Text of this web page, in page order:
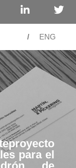
/ ENG
para el